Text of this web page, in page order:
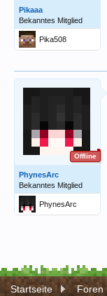
Pikaaa
Bekanntes Mitglied
Pika508
Offline
PhynesArc
Bekanntes Mitglied
PhynesArc
Startseite Foren